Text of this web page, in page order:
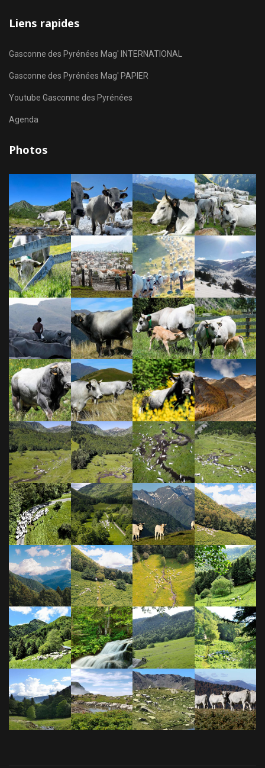
Liens rapides
Gasconne des Pyrénées Mag' INTERNATIONAL
Gasconne des Pyrénées Mag' PAPIER
Youtube Gasconne des Pyrénées
Agenda
Photos